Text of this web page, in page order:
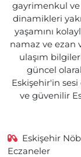
gayrimenkul
dinamikleri
yaşamını
namaz ve ezan
ulaşım
güncel
Eskişehir'in sesi
ve güvenilir
Eskişehir
Eczaneler